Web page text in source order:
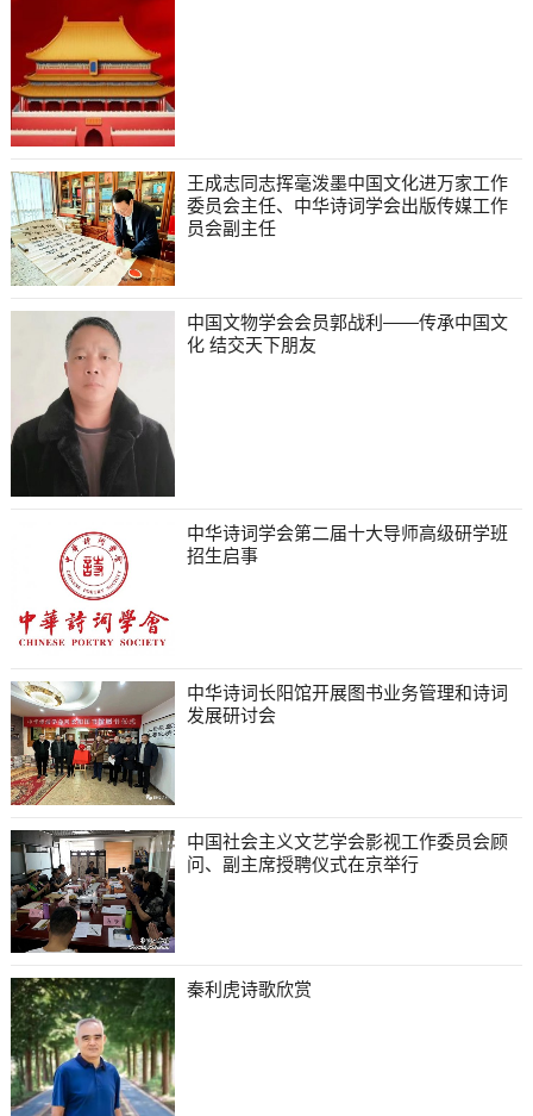
王成志同志挥毫泼墨中国文化进万家工作
委员会主任、中华诗词学会出版传媒工作
员会副主任
中国文物学会会员郭战利——传承中国文
化 结交天下朋友
中华诗词学会第二届十大导师高级研学班
招生启事
中华诗词长阳馆开展图书业务管理和诗词
发展研讨会
中国社会主义文艺学会影视工作委员会顾
问、副主席授聘仪式在京举行
秦利虎诗歌欣赏